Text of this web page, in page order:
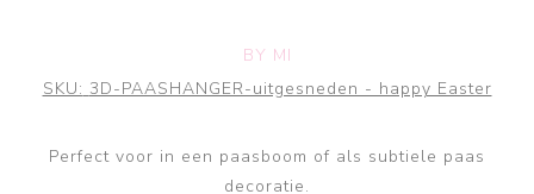
BY MI
SKU: 3D-PAASHANGER-uitgesneden - happy Easter
Perfect voor in een paasboom of als subtiele paas
decoratie.